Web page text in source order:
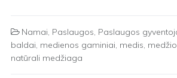
Namai, Paslaugos, Paslaugos
baldai, medienos gaminiai, medis,
natūrali medžiaga